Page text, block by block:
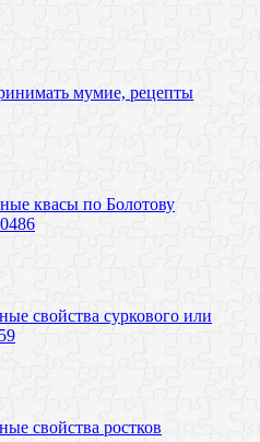
мумие, рецепты
квасы по Болотову
свойства суркового или
свойства ростков